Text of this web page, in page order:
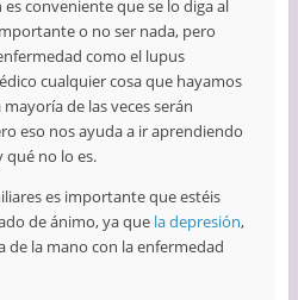
conveniente que se lo diga al
o no ser nada, pero
como el lupus
cualquier cosa que hayamos
de las veces serán
eso nos ayuda a ir aprendiendo
no lo es.
es importante que estéis
de ánimo, ya que la depresión,
de la mano con la enfermedad